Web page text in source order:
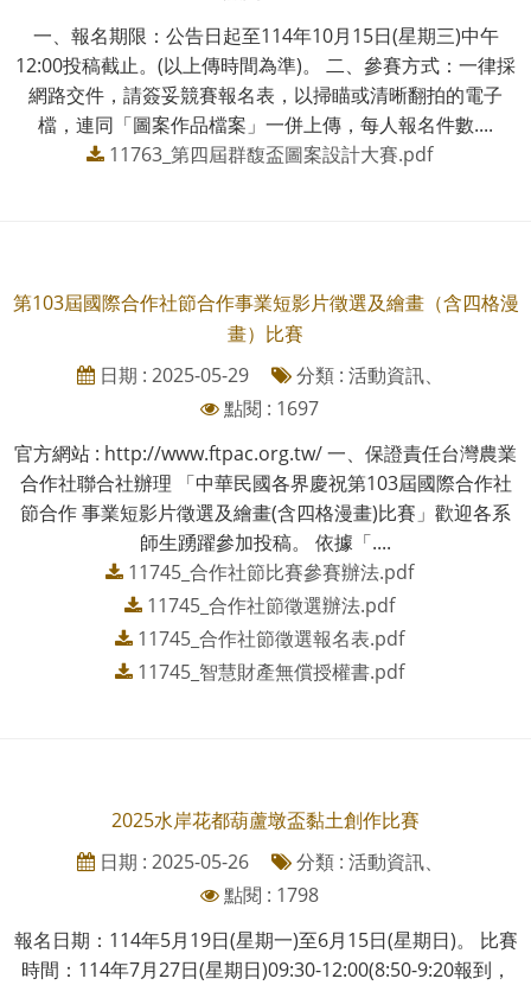
一、報名期限：公告日起至114年10月15日(星期三)中午
12:00投稿截止。(以上傳時間為準)。 二、參賽方式：一律採
網路交件，請簽妥競賽報名表，以掃瞄或清晰翻拍的電子
檔，連同「圖案作品檔案」一併上傳，每人報名件數....
11763_第四屆群馥盃圖案設計大賽.pdf
第103屆國際合作社節合作事業短影片徵選及繪畫（含四格漫
畫）比賽
日期 : 2025-05-29
分類 : 活動資訊、
點閱 : 1697
官方網站 : http://www.ftpac.org.tw/ 一、保證責任台灣農業
合作社聯合社辦理 「中華民國各界慶祝第103屆國際合作社
節合作 事業短影片徵選及繪畫(含四格漫畫)比賽」歡迎各系
師生踴躍參加投稿。 依據「....
11745_合作社節比賽參賽辦法.pdf
11745_合作社節徵選辦法.pdf
11745_合作社節徵選報名表.pdf
11745_智慧財產無償授權書.pdf
2025水岸花都葫蘆墩盃黏土創作比賽
日期 : 2025-05-26
分類 : 活動資訊、
點閱 : 1798
報名日期：114年5月19日(星期一)至6月15日(星期日)。 比賽
時間：114年7月27日(星期日)09:30-12:00(8:50-9:20報到，